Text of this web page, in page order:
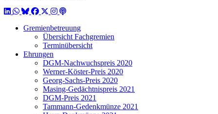
LinkedIn
WhatsApp
BlueSky
Facebook
X / Twitter
Instagram
Podcast
Gremienbetreuung
Übersicht Fachgremien
Terminübersicht
Ehrungen
DGM-Nachwuchspreis 2020
Werner-Köster-Preis 2020
Georg-Sachs-Preis 2020
Masing-Gedächtnispreis 2021
DGM-Preis 2021
Tammann-Gedenkmünze 2021